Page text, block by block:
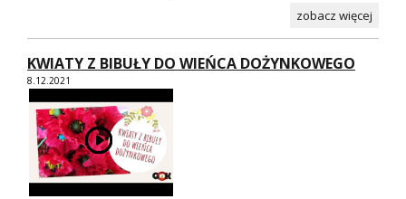
zobacz więcej
KWIATY Z BIBUŁY DO WIEŃCA DOŻYNKOWEGO
8.12.2021